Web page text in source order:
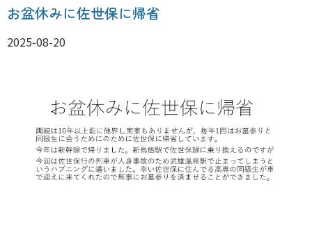
お盆休みに佐世保に帰省
2025-08-20